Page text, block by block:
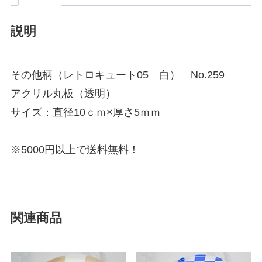
説明
その他柄（レトロキュート05 白） No.259
アクリル丸板（透明）
サイズ：直径10ｃｍ×厚さ5ｍｍ
※5000円以上で送料無料！
関連商品